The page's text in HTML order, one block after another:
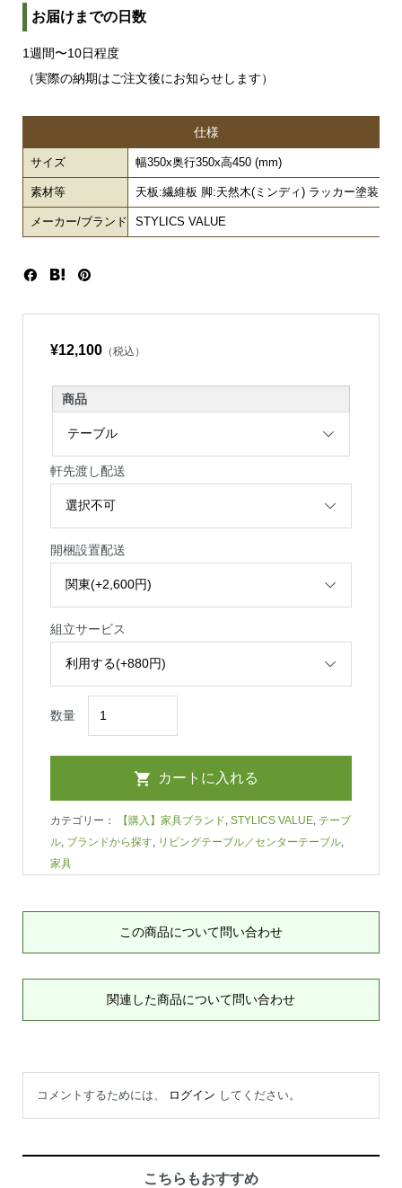
お届けまでの日数
1週間〜10日程度
（実際の納期はご注文後にお知らせします）
仕様
サイズ 幅350x奥行350x高450 (mm)
素材等 天板:繊維板 脚:天然木(ミンディ) ラッカー塗装
メーカー/ブランド STYLICS VALUE
¥12,100（税込）
商品
軒先渡し配送
開梱設置配送
組立サービス
数量
カテゴリー： 【購入】家具ブランド, STYLICS VALUE, テーブ
ル, ブランドから探す, リビングテーブル／センターテーブル,
家具
この商品について問い合わせ
関連した商品について問い合わせ
コメントするためには、 ログイン してください。
こちらもおすすめ